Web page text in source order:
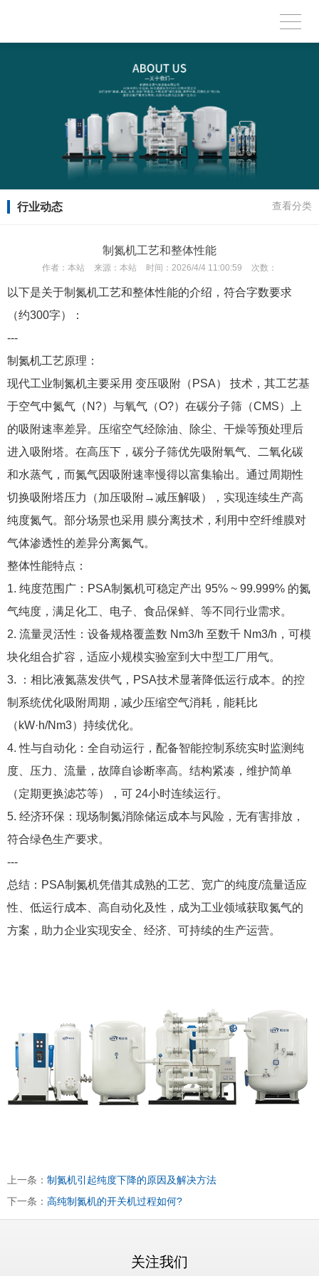
行业动态 查看分类
制氮机工艺和整体性能
作者： 本站 来源： 本站 时间： 2026/4/4 11:00:59 次数：
以下是关于制氮机工艺和整体性能的介绍，符合字数要求
（约300字）：
---
制氮机工艺原理：
现代工业制氮机主要采用 变压吸附（PSA） 技术，其工艺基
于空气中氮气（N?）与氧气（O?）在碳分子筛（CMS）上
的吸附速率差异。压缩空气经除油、除尘、干燥等预处理后
进入吸附塔。在高压下，碳分子筛优先吸附氧气、二氧化碳
和水蒸气，而氮气因吸附速率慢得以富集输出。通过周期性
切换吸附塔压力（加压吸附→减压解吸），实现连续生产高
纯度氮气。部分场景也采用 膜分离技术，利用中空纤维膜对
气体渗透性的差异分离氮气。
整体性能特点：
1. 纯度范围广：PSA制氮机可稳定产出 95% ~ 99.999% 的氮
气纯度，满足化工、电子、食品保鲜、等不同行业需求。
2. 流量灵活性：设备规格覆盖数 Nm3/h 至数千 Nm3/h，可模
块化组合扩容，适应小规模实验室到大中型工厂用气。
3. ：相比液氮蒸发供气，PSA技术显著降低运行成本。的控
制系统优化吸附周期，减少压缩空气消耗，能耗比
（kW·h/Nm3）持续优化。
4. 性与自动化：全自动运行，配备智能控制系统实时监测纯
度、压力、流量，故障自诊断率高。结构紧凑，维护简单
（定期更换滤芯等），可 24小时连续运行。
5. 经济环保：现场制氮消除储运成本与风险，无有害排放，
符合绿色生产要求。
---
总结：PSA制氮机凭借其成熟的工艺、宽广的纯度/流量适应
性、低运行成本、高自动化及性，成为工业领域获取氮气的
方案，助力企业实现安全、经济、可持续的生产运营。
上一条： 制氮机引起纯度下降的原因及解决方法
下一条： 高纯制氮机的开关机过程如何?
关注我们